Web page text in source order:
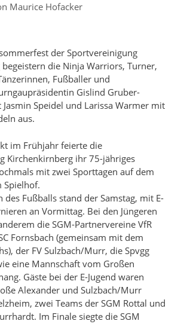
Maurice Hofacker
der Sportvereinigung
die Ninja Warriors, Turner,
Fußballer und
Gislind Gruber-
Jasmin Speidel und Larissa Warmer mit
aus.
im Frühjahr feierte die
Kirchenkirnberg ihr 75-jähriges
mit zwei Sporttagen auf dem
Spielhof.
des Fußballs stand der Samstag, mit E-
an Vormittag. Bei den Jüngeren
die SGM-Partnervereine VfR
Fornsbach (gemeinsam mit dem
der FV Sulzbach/Murr, die Spvgg
eine Mannschaft vom Großen
Gäste bei der E-Jugend waren
Alexander und Sulzbach/Murr
zwei Teams der SGM Rottal und
Im Finale siegte die SGM